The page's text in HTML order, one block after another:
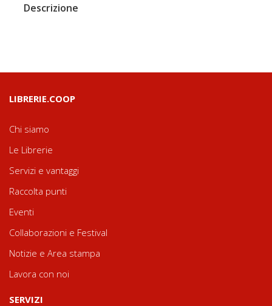
Descrizione
LIBRERIE.COOP
Chi siamo
Le Librerie
Servizi e vantaggi
Raccolta punti
Eventi
Collaborazioni e Festival
Notizie e Area stampa
Lavora con noi
SERVIZI